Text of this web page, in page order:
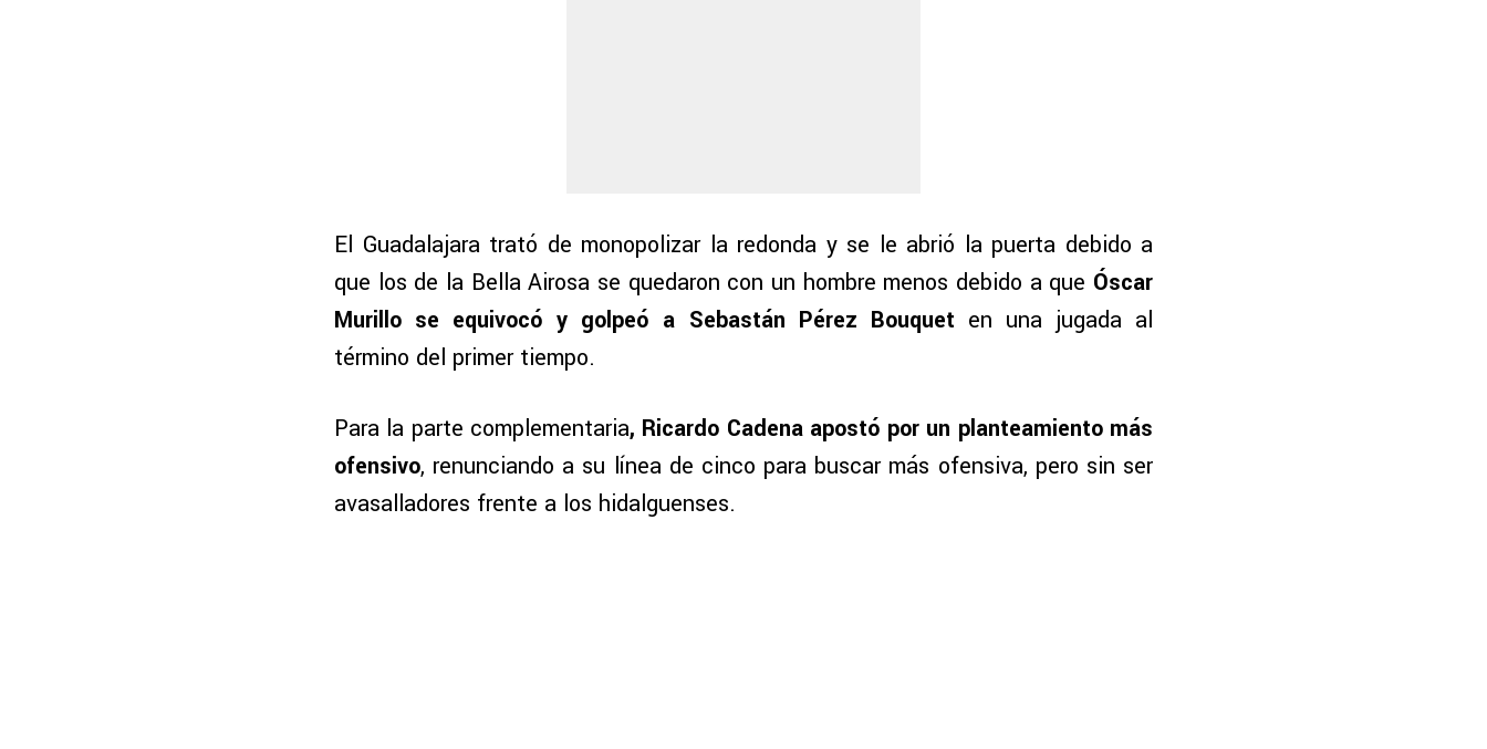
El Guadalajara trató de monopolizar la redonda y se le abrió la puerta debido a
que los de la Bella Airosa se quedaron con un hombre menos debido a que Óscar
Murillo se equivocó y golpeó a Sebastán Pérez Bouquet en una jugada al
término del primer tiempo.
Para la parte complementaria, Ricardo Cadena apostó por un planteamiento más
ofensivo, renunciando a su línea de cinco para buscar más ofensiva, pero sin ser
avasalladores frente a los hidalguenses.